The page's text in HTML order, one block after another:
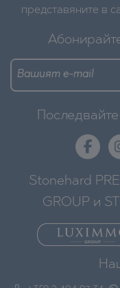
представяните в
Stonehard
GROUP и